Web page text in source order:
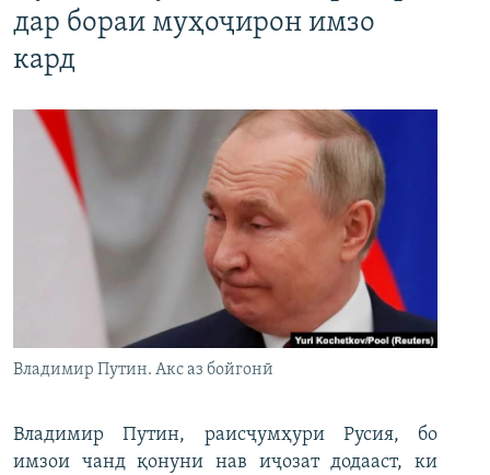
дар бораи муҳоҷирон имзо
кард
Владимир Путин. Акс аз бойгонӣ
Владимир Путин, раисҷумҳури Русия, бо
имзои чанд қонуни нав иҷозат додааст, ки